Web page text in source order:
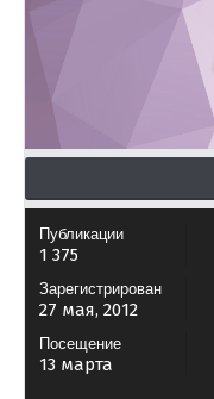
Публикации
1 375
Зарегистрирован
27 мая, 2012
Посещение
13 марта